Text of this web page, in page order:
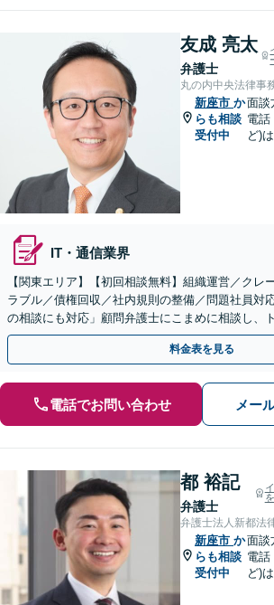
友成 亮太
弁護士
丸の内中央法律事
新座市 か
らも相談
受付中
面談
電話
ど)
IT・通信業界
【関東エリア】【初回相談無料】組織運営／クレ
ラブル／債権回収／社内規則の整備／問題社員対
の相談にも対応」顧問弁護士にこまめに相談し、
ぎましょう【休日・夜間相談可】【有楽町駅1分】
料金表を見る
電話でお問い合わせ メー
都 裕記
弁護士
弁護士法人新都法
新座市 か
らも相談
受付中
面談
電話
ど)